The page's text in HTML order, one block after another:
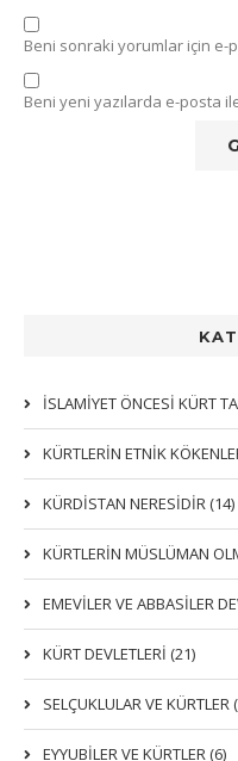
Beni sonraki yorumlar için e-
Beni yeni yazılarda e-posta
İSLAMİYET ÖNCESİ KÜRT
KÜRTLERIN ETNIK
KÜRDİSTAN NERESİDİR (14)
KÜRTLERİN MÜSLÜMAN
EMEVİLER VE ABBASİLER
KÜRT DEVLETLERİ (21)
SELÇUKLULAR VE KÜRTLER
EYYUBİLER VE KÜRTLER (6)